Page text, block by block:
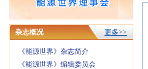
杂志概况 更多>>
《能源世界》杂志简介
《能源世界》编辑委员会